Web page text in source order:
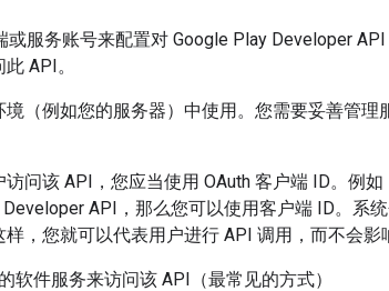
或服务账号来配置对 Google Play Developer
API。
（例如您的服务器）中使用。您需要妥善管
问该 API，您应当使用 OAuth 客户端 ID。例
API，那么您可以使用客户端 ID。系
，您就可以代表用户进行 API 调用，而不会影
软件服务来访问该 API（最常见的方式）